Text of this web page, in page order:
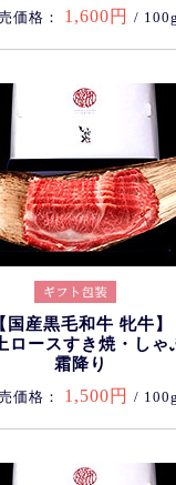
価格： 1,600円 / 100g
国産黒毛和牛 牝牛】
ースすき焼・しゃ
霜降り
価格： 1,500円 / 100g